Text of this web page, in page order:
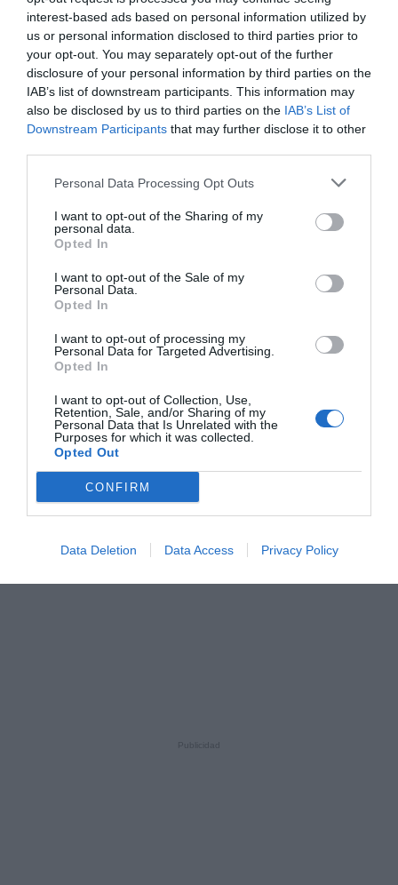
interest-based ads based on personal information utilized by
us or personal information disclosed to third parties prior to
your opt-out. You may separately opt-out of the further
disclosure of your personal information by third parties on the
IAB’s list of downstream participants. This information may
also be disclosed by us to third parties on the IAB’s List of
Downstream Participants that may further disclose it to other
Personal Data Processing Opt Outs
I want to opt-out of the Sharing of my
personal data.
Opted In
I want to opt-out of the Sale of my
Personal Data.
Opted In
I want to opt-out of processing my
Personal Data for Targeted Advertising.
Opted In
I want to opt-out of Collection, Use,
Retention, Sale, and/or Sharing of my
Personal Data that Is Unrelated with the
Purposes for which it was collected.
Opted Out
CONFIRM
Data Deletion Data Access Privacy Policy